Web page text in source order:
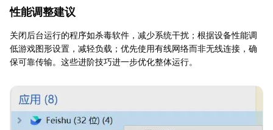
性能调整建议
关闭后台运行的程序如杀毒软件，减少系统干扰；根据设备性能调
低游戏图形设置，减轻负载；优先使用有线网络而非无线连接，确
保可靠传输。这些进阶技巧进一步优化整体运行。